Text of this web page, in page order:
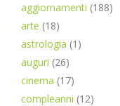
aggiornamenti (188)
arte (18)
astrologia (1)
auguri (26)
cinema (17)
compleanni (12)